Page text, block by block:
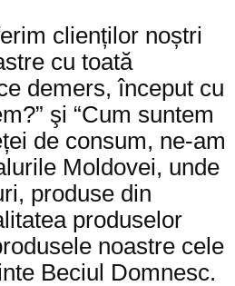
clienților noștri
cu toată
demers, început cu
şi “Cum suntem
de consum, ne-am
Moldovei, unde
produse din
produselor
noastre cele
Beciul Domnesc.